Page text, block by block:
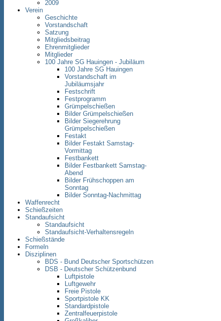
2009
Verein
Geschichte
Vorstandschaft
Satzung
Mitgliedsbeitrag
Ehrenmitglieder
Mitglieder
100 Jahre SG Hauingen - Jubiläum
100 Jahre SG Hauingen
Vorstandschaft im
Jubiläumsjahr
Festschrift
Festprogramm
Grümpelschießen
Bilder Grümpelschießen
Bilder Siegerehrung
Grümpelschießen
Festakt
Bilder Festakt Samstag-
Vormittag
Festbankett
Bilder Festbankett Samstag-
Abend
Bilder Frühschoppen am
Sonntag
Bilder Sonntag-Nachmittag
Waffenrecht
Schießzeiten
Standaufsicht
Standaufsicht
Standaufsicht-Verhaltensregeln
Schießstände
Formeln
Disziplinen
BDS - Bund Deutscher Sportschützen
DSB - Deutscher Schützenbund
Luftpistole
Luftgewehr
Freie Pistole
Sportpistole KK
Standardpistole
Zentralfeuerpistole